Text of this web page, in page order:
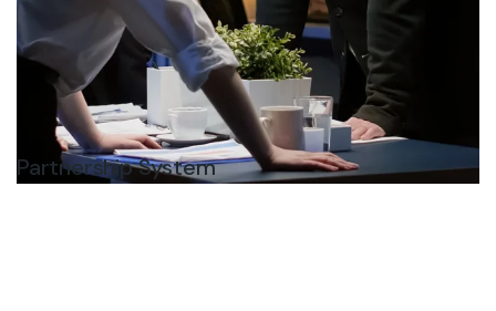
Partnership System